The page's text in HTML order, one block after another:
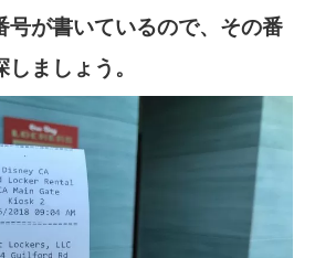
号が書いているので、その番
ましょう。